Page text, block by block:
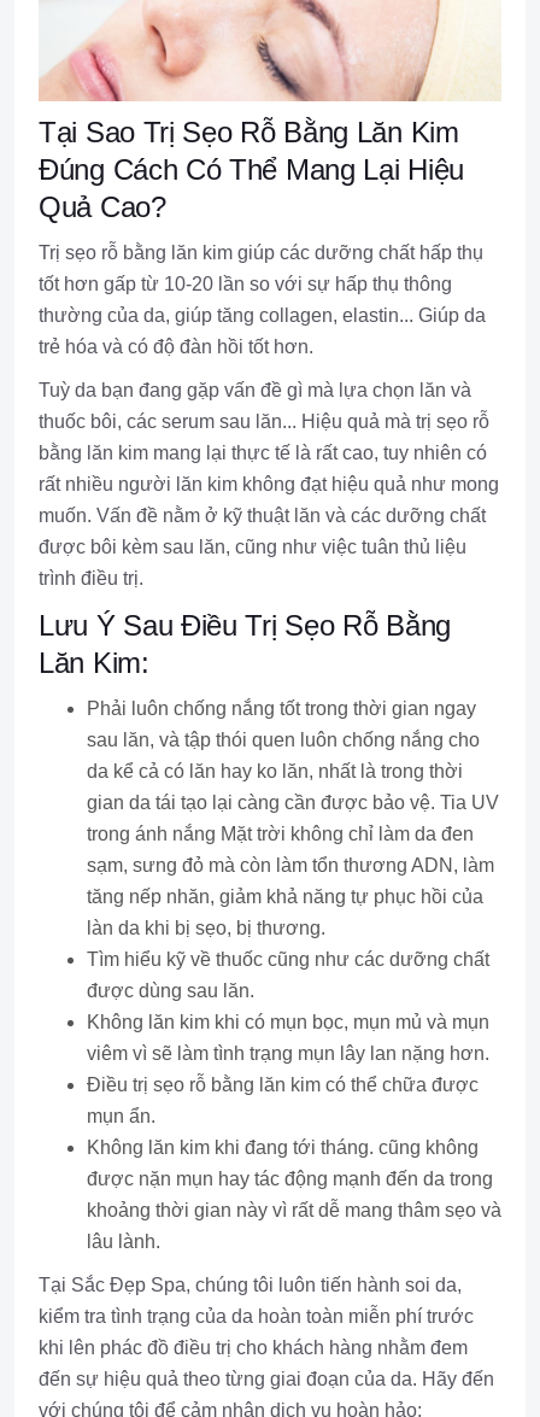
Tại Sao Trị Sẹo Rỗ Bằng Lăn Kim
Đúng Cách Có Thể Mang Lại Hiệu
Quả Cao?
Trị sẹo rỗ bằng lăn kim giúp các dưỡng chất hấp thụ
tốt hơn gấp từ 10-20 lần so với sự hấp thụ thông
thường của da, giúp tăng collagen, elastin... Giúp da
trẻ hóa và có độ đàn hồi tốt hơn.
Tuỳ da bạn đang gặp vấn đề gì mà lựa chọn lăn và
thuốc bôi, các serum sau lăn... Hiệu quả mà trị sẹo rỗ
bằng lăn kim mang lại thực tế là rất cao, tuy nhiên có
rất nhiều người lăn kim không đạt hiệu quả như mong
muốn. Vấn đề nằm ở kỹ thuật lăn và các dưỡng chất
được bôi kèm sau lăn, cũng như việc tuân thủ liệu
trình điều trị.
Lưu Ý Sau Điều Trị Sẹo Rỗ Bằng
Lăn Kim:
Phải luôn chống nắng tốt trong thời gian ngay
sau lăn, và tập thói quen luôn chống nắng cho
da kể cả có lăn hay ko lăn, nhất là trong thời
gian da tái tạo lại càng cần được bảo vệ. Tia UV
trong ánh nắng Mặt trời không chỉ làm da đen
sạm, sưng đỏ mà còn làm tổn thương ADN, làm
tăng nếp nhăn, giảm khả năng tự phục hồi của
làn da khi bị sẹo, bị thương.
Tìm hiểu kỹ về thuốc cũng như các dưỡng chất
được dùng sau lăn.
Không lăn kim khi có mụn bọc, mụn mủ và mụn
viêm vì sẽ làm tình trạng mụn lây lan nặng hơn.
Điều trị sẹo rỗ bằng lăn kim có thể chữa được
mụn ẩn.
Không lăn kim khi đang tới tháng. cũng không
được nặn mụn hay tác động mạnh đến da trong
khoảng thời gian này vì rất dễ mang thâm sẹo và
lâu lành.
Tại Sắc Đẹp Spa, chúng tôi luôn tiến hành soi da,
kiểm tra tình trạng của da hoàn toàn miễn phí trước
khi lên phác đồ điều trị cho khách hàng nhằm đem
đến sự hiệu quả theo từng giai đoạn của da. Hãy đến
với chúng tôi để cảm nhận dịch vụ hoàn hảo: